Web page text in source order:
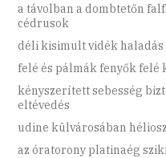
a távolban a dombtetőn
cédrusok
déli kisimult vidék
felé és pálmák fenyők
kényszerített sebesség
eltévedés
udine külvárosában
az óratorony platinaég